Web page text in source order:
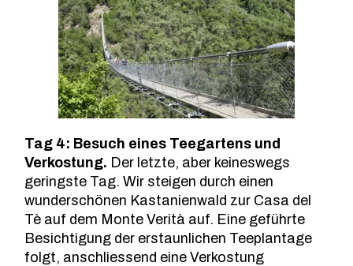
Tag 4: Besuch eines Teegartens und
Verkostung. Der letzte, aber keineswegs
geringste Tag. Wir steigen durch einen
wunderschönen Kastanienwald zur Casa del
Tè auf dem Monte Verità auf. Eine geführte
Besichtigung der erstaunlichen Teeplantage
folgt, anschliessend eine Verkostung